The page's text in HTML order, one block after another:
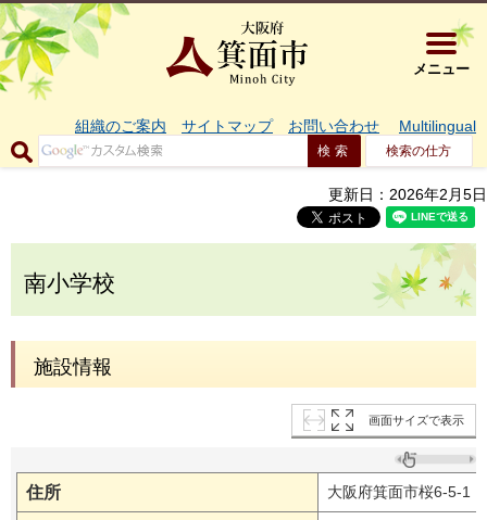
大阪府箕
メニュー
組織のご案内 サイトマップ お問い合わせ Multilingual
検索の仕方
更新日：2026年2月5日
南小学校
施設情報
画面サイズで表示
住所 大阪府箕面市桜6-5-1